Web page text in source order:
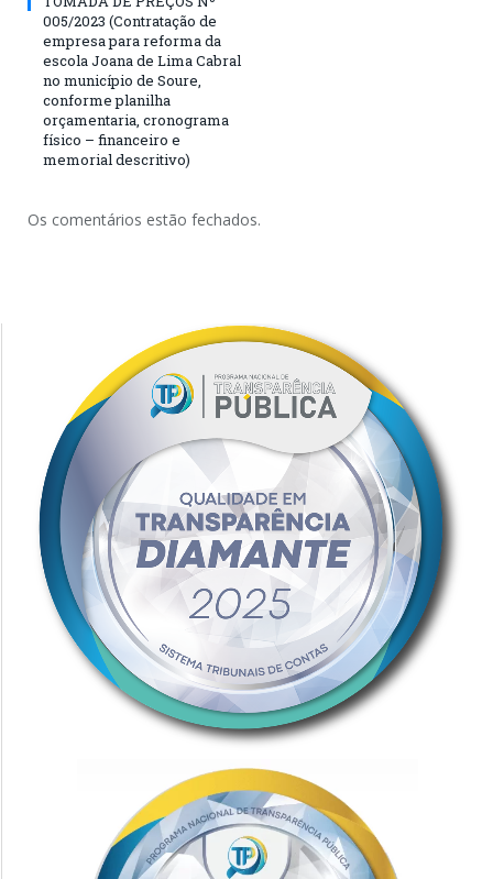
005/2023 (Contratação de
empresa para reforma da
escola Joana de Lima Cabral
no município de Soure,
conforme planilha
orçamentaria, cronograma
físico – financeiro e
memorial descritivo)
Os comentários estão fechados.